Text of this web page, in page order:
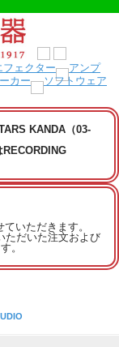
KANDA（03-
いただきます。
ただいた注文および
。